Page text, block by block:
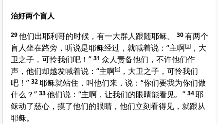
治好两个盲人
29他们出耶利哥的时候，有一大群人跟随耶稣。 30有两个
盲人坐在路旁，听说是耶稣经过，就喊着说：“主啊[b] ， 大
卫之子，可怜我们吧！” 31 众人责备他们，不许他们作
声，他们却越发喊着说：“主啊[c] ， 大卫之子，可怜我们
吧！” 32耶稣就站住，叫他们来，说：“你们要我为你们做
什么？” 33他们说：“主啊，让我们的眼睛能看见。” 34耶
稣动了慈心，摸了他们的眼睛，他们立刻看得见，就跟从
耶稣。